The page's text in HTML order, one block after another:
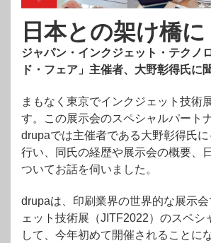
日本との架け橋に
ジャパン・インクジェット・テクノ
ド・フェア」主催者、大野彰得氏に
まもなく東京でインクジェット技術
す。この展示会のスペシャルパート
drupaでは主催者である大野彰得氏
行い、同氏の経歴や展示会の概要、
ついてお話を伺いました。
drupaは、印刷業界の世界的な展示
ェット技術展（JITF2022）のスペシ
して、今年初めて開催されることに